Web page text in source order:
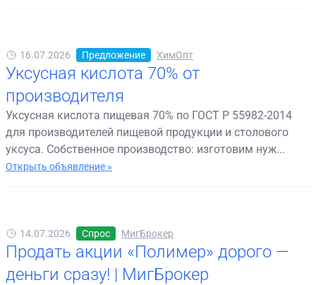
16.07.2026 Предложение ХимОпт
Уксусная кислота 70% от
производителя
Уксусная кислота пищевая 70% по ГОСТ Р 55982-2014
для производителей пищевой продукции и столового
уксуса. Собственное производство: изготовим нуж...
Открыть объявление »
14.07.2026 Спрос МигБрокер
Продать акции «Полимер» дорого —
деньги сразу! | МигБрокер